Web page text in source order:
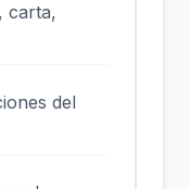
carta,
del